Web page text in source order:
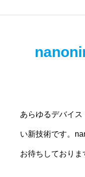
あらゆるデバイ
い新技術です。
お待ちしておりま